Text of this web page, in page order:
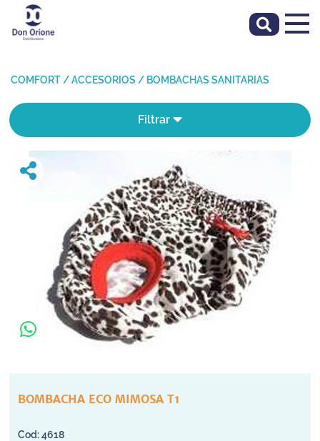
COMFORT /ACCESORIOS / BOMBACHAS SANITARIAS
Filtrar
BOMBACHA ECO MIMOSA T1
4618